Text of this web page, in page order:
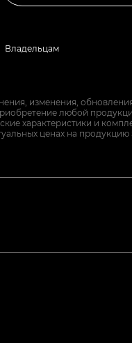
Владельцам
изменения,
любой
характеристики и
ценах на